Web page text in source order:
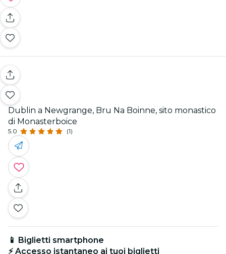
Dublin a Newgrange, Bru Na Boinne, sito monastico
di Monasterboice
5.0 (1)
📱 Biglietti smartphone
⚡ Accesso istantaneo ai tuoi biglietti